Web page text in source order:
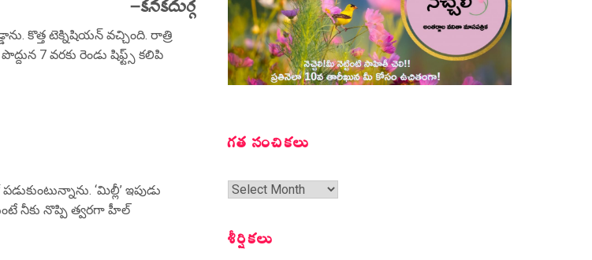
కొత్త టెక్నిషియన్ వచ్చింది. రాత్రి
7 వరకు రెండు షిఫ్ట్స్ కలిపి
‘మిల్లీ’ ఇపుడు
నీకు నొప్పి త్వరగా హీల్
గత సంచికలు
గత
శీర్షికలు